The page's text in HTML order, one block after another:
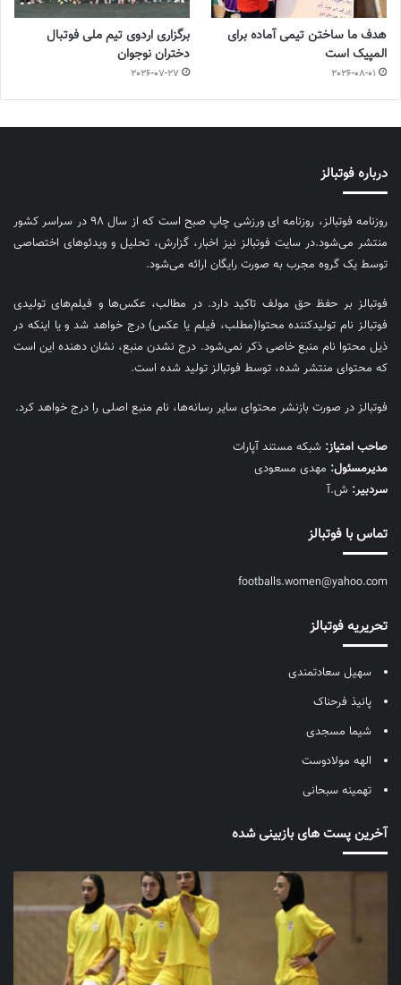
هدف ما ساختن تیمی آماده برای
المپیک است
2026-08-01
برگزاری اردوی تیم ملی فوتبال
دختران نوجوان
2026-07-27
درباره فوتبالز
روزنامه فوتبالز، روزنامه ای ورزشی چاپ صبح است که از سال ۹۸ در سراسر کشور
منتشر می‌شود.در سایت فوتبالز نیز اخبار، گزارش، تحلیل و ویدئوهای اختصاصی
توسط یک گروه مجرب به صورت رایگان ارائه می‌شود.
فوتبالز بر حفظ حق مولف تاکید دارد. در مطالب، عکس‌ها و فیلم‌های تولیدی
فوتبالز نام تولیدکننده محتوا(مطلب، فیلم یا عکس) درج خواهد شد و یا اینکه در
ذیل محتوا نام منبع خاصی ذکر نمی‌‎شود. درج نشدن منبع، نشان دهنده این است
که محتوای منتشر شده، توسط فوتبالز تولید شده است.
فوتبالز در صورت بازنشر محتوای سایر رسانه‌ها، نام منبع اصلی را درج خواهد کرد.
صاحب امتیاز: شبکه مستند آپارات
مديرمسئول: مهدی مسعودی
سردبیر: ش.آ
تماس با فوتبالز
footballs.women@yahoo.com
تحریریه فوتبالز
سهیل سعادتمندی
پانیذ فرحناک
شیما مسجدی
الهه مولادوست
تهمینه سبحانی
آخرین پست های بازبینی شده